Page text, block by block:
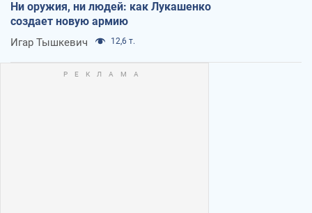
Ни оружия, ни людей: как Лукашенко
создает новую армию
Игар Тышкевич 12,6 т.